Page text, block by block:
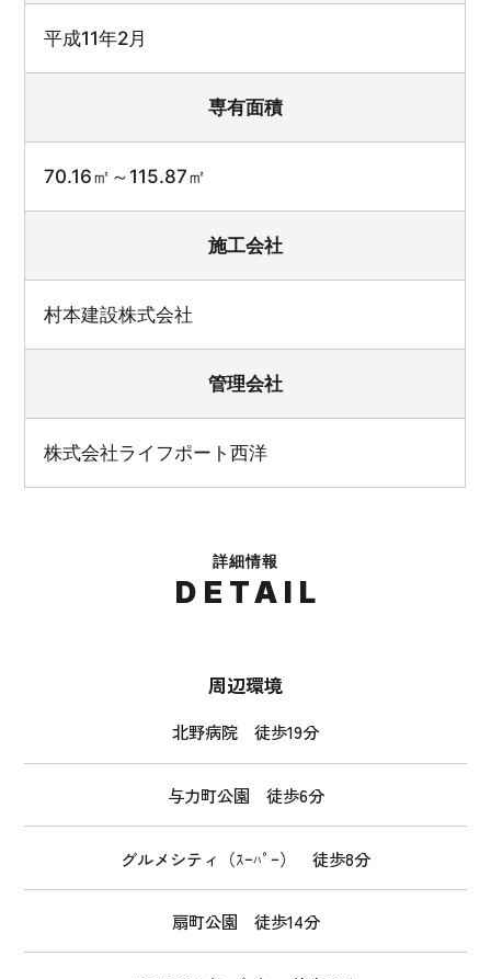
平成11年2月
専有面積
70.16㎡～115.87㎡
施工会社
村本建設株式会社
管理会社
株式会社ライフポート西洋
詳細情報
DETAIL
周辺環境
北野病院 徒歩19分
与力町公園 徒歩6分
グルメシティ（ｽｰﾊﾟｰ） 徒歩8分
扇町公園 徒歩14分